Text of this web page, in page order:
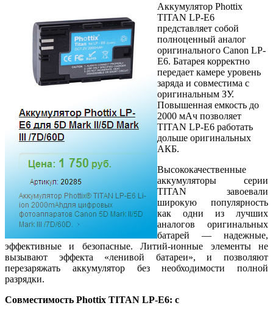
Аккумулятор Phottix
TITAN LP-E6
представляет собой
полноценный аналог
оригинального Canon LP-
E6. Батарея корректно
передает камере уровень
заряда и совместима с
оригинальным ЗУ.
Повышенная емкость до
2000 мАч позволяет
TITAN LP-E6 работать
дольше оригинальных
АКБ.
Высококачественные
аккумуляторы серии
TITAN завоевали
широкую популярность
как одни из лучших
аналогов оригинальных
батарей — надежные,
эффективные и безопасные. Литий-ионные элементы не
вызывают эффекта «ленивой батареи», и позволяют
перезаряжать аккумулятор без необходимости полной
разрядки.
Совместимость Phottix TITAN LP-E6: с